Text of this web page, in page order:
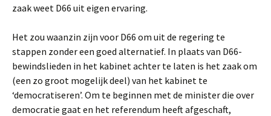
zaak weet D66 uit eigen ervaring.
Het zou waanzin zijn voor D66 om uit de regering te
stappen zonder een goed alternatief. In plaats van D66-
bewindslieden in het kabinet achter te laten is het zaak om
(een zo groot mogelijk deel) van het kabinet te
‘democratiseren’. Om te beginnen met de minister die over
democratie gaat en het referendum heeft afgeschaft,